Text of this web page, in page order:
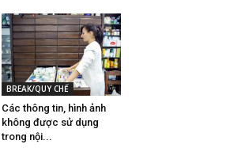
BREAK/QUY CHẾ
Các thông tin, hình ảnh
không được sử dụng
trong nội...